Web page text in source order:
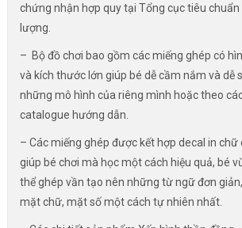
chứng nhận hợp quy tại Tổng cục tiêu
lượng.
– Bộ đồ chơi bao gồm các miếng ghép có
và kích thước lớn giúp bé dễ cầm nắm và dễ
những mô hình của riêng mình hoặc theo
catalogue hướng dẫn.
– Các miếng ghép được kết hợp decal in chữ
giúp bé chơi mà học một cách hiệu quả, bé
thể ghép vần tạo nên những từ ngữ đơn
mặt chữ, mặt số một cách tự nhiên nhất.